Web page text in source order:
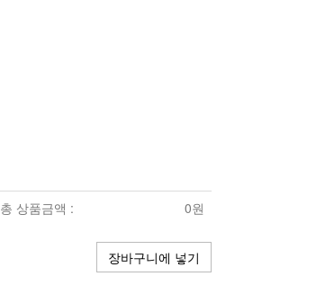
총 상품금액 :
0원
장바구니에 넣기